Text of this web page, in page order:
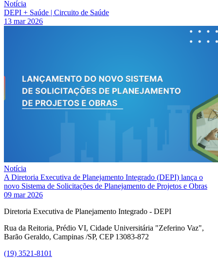
Notícia
DEPI + Saúde | Circuito de Saúde
13 mar 2026
Notícia
A Diretoria Executiva de Planejamento Integrado (DEPI) lança o
novo Sistema de Solicitações de Planejamento de Projetos e Obras
09 mar 2026
Diretoria Executiva de Planejamento Integrado - DEPI
Rua da Reitoria, Prédio VI, Cidade Universitária "Zeferino Vaz",
Barão Geraldo, Campinas /SP, CEP 13083-872
(19) 3521-8101